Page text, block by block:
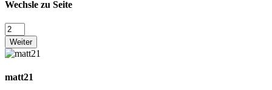
Wechsle zu Seite
Weiter
matt21